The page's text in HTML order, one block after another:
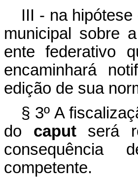
III - na
municipal sobre
ente federativo
encaminhará
edição de sua
§ 3º A
do caputserá
consequência
competente.